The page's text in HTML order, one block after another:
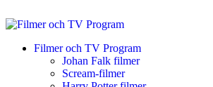
Filmer och TV Program
Johan Falk filmer
Scream-filmer